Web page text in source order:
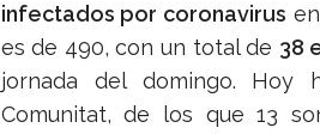
infectados por coronavirus
es de 490, con un total de 38
jornada del domingo. Hoy
Comunitat, de los que 13